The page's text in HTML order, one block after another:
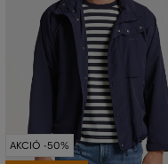
AKCIÓ -50%